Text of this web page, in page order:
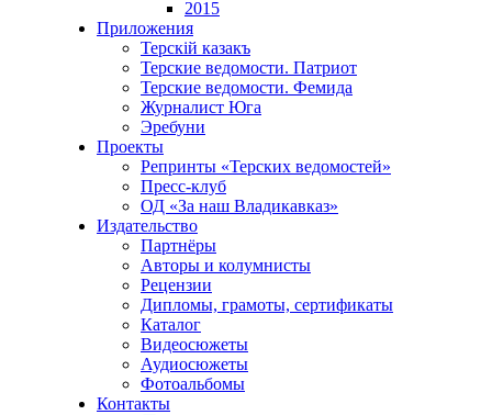
2015
Приложения
Терскiй казакъ
Терские ведомости. Патриот
Терские ведомости. Фемида
Журналист Юга
Эребуни
Проекты
Репринты «Терских ведомостей»
Пресс-клуб
ОД «За наш Владикавказ»
Издательство
Партнёры
Авторы и колумнисты
Рецензии
Дипломы, грамоты, сертификаты
Каталог
Видеосюжеты
Аудиосюжеты
Фотоальбомы
Контакты